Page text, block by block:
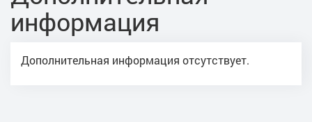
информация
Дополнительная информация отсутствует.